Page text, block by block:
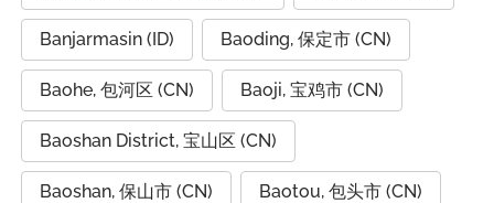
Banjarmasin (ID) Baoding, 保定市 (CN)
Baohe, 包河区 (CN) Baoji, 宝鸡市 (CN)
Baoshan District, 宝山区 (CN)
Baoshan, 保山市 (CN) Baotou, 包头市 (CN)